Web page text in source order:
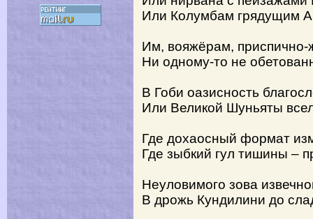
Или Колумбам грядущим
Им, вояжёрам, приспично-
Ни одному-то не
В Гоби оазисность
Или Великой Шуньяты
Где дохаосный формат
Где зыбкий гул тишины –
Неуловимого зова
В дрожь Кундилини до